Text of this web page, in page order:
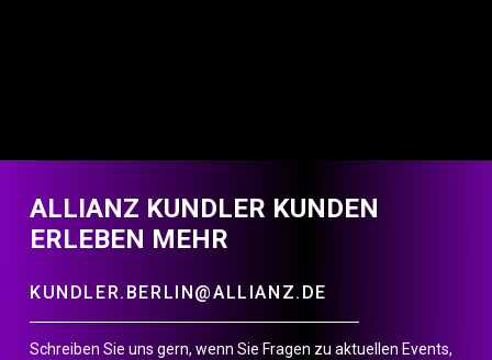
ALLIANZ KUNDLER KUNDEN
ERLEBEN MEHR
KUNDLER.BERLIN@ALLIANZ.DE
Schreiben Sie uns gern, wenn Sie Fragen zu aktuellen Events,